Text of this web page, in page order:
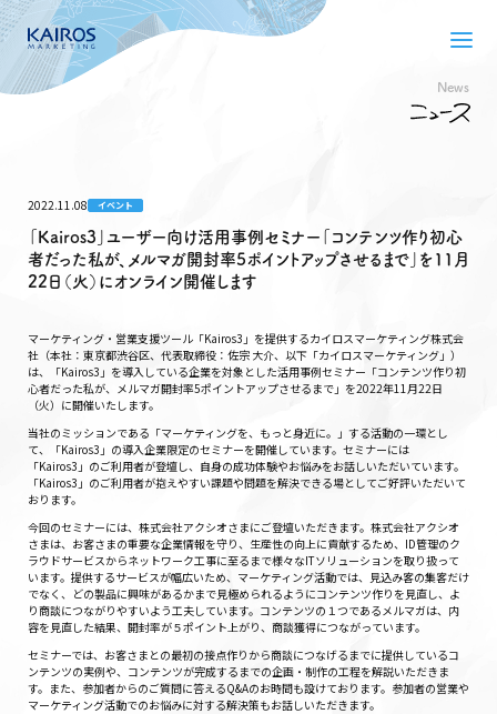
News
2022.11.08 イベント
「Kairos3」ユーザー向け活用事例セミナー「コンテンツ作り初心
者だった私が、メルマガ開封率5ポイントアップさせるまで」を11月
22日（火）にオンライン開催します
マーケティング・営業支援ツール「Kairos3」を提供するカイロスマーケティング株式会
社（本社：東京都渋谷区、代表取締役：佐宗 大介、以下「カイロスマーケティング」）
は、「Kairos3」を導入している企業を対象とした活用事例セミナー「コンテンツ作り初
心者だった私が、メルマガ開封率5ポイントアップさせるまで」を2022年11月22日
（火）に開催いたします。
当社のミッションである「マーケティングを、もっと身近に。」する活動の一環とし
て、「Kairos3」の導入企業限定のセミナーを開催しています。セミナーには
「Kairos3」のご利用者が登壇し、自身の成功体験やお悩みをお話しいただいています。
「Kairos3」のご利用者が抱えやすい課題や問題を解決できる場としてご好評いただいて
おります。
今回のセミナーには、株式会社アクシオさまにご登壇いただきます。株式会社アクシオ
さまは、お客さまの重要な企業情報を守り、生産性の向上に貢献するため、ID管理のク
ラウドサービスからネットワーク工事に至るまで様々なITソリューションを取り扱って
います。提供するサービスが幅広いため、マーケティング活動では、見込み客の集客だけ
でなく、どの製品に興味があるかまで見極められるようにコンテンツ作りを見直し、よ
り商談につながりやすいよう工夫しています。コンテンツの１つであるメルマガは、内
容を見直した結果、開封率が５ポイント上がり、商談獲得につながっています。
セミナーでは、お客さまとの最初の接点作りから商談につなげるまでに提供しているコ
ンテンツの実例や、コンテンツが完成するまでの企画・制作の工程を解説いただきま
す。また、参加者からのご質問に答えるQ&Aのお時間も設けております。参加者の営業や
マーケティング活動でのお悩みに対する解決策もお話しいただきます。